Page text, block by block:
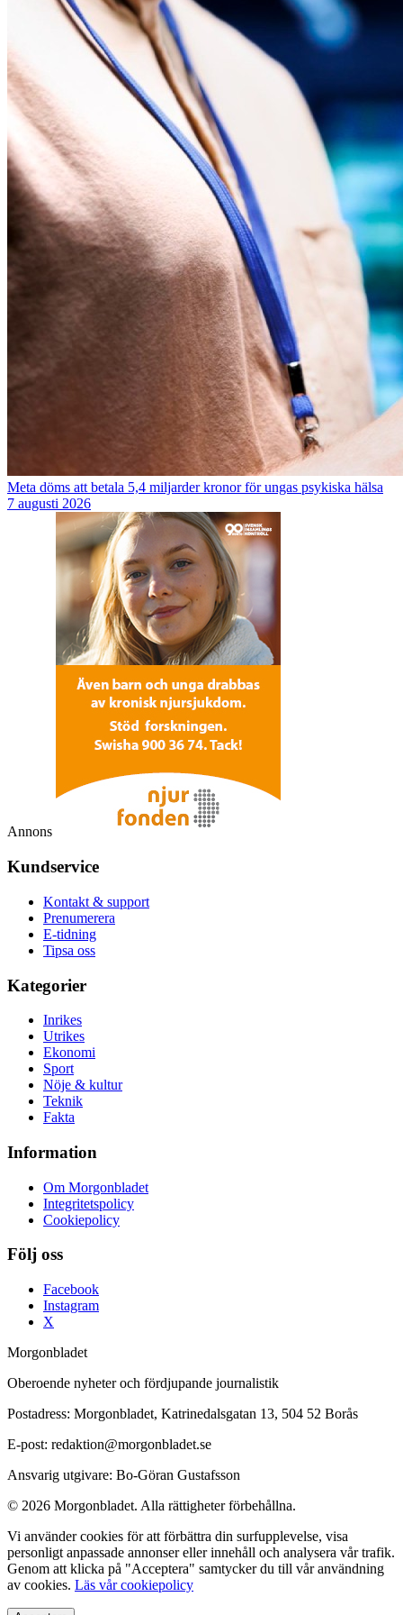
Meta döms att betala 5,4 miljarder kronor för ungas psykiska hälsa
7 augusti 2026
Annons
Kundservice
Kontakt & support
Prenumerera
E-tidning
Tipsa oss
Kategorier
Inrikes
Utrikes
Ekonomi
Sport
Nöje & kultur
Teknik
Fakta
Information
Om Morgonbladet
Integritetspolicy
Cookiepolicy
Följ oss
Facebook
Instagram
X
Morgonbladet
Oberoende nyheter och fördjupande journalistik
Postadress: Morgonbladet, Katrinedalsgatan 13, 504 52 Borås
E-post: redaktion@morgonbladet.se
Ansvarig utgivare: Bo-Göran Gustafsson
© 2026 Morgonbladet. Alla rättigheter förbehållna.
Vi använder cookies för att förbättra din surfupplevelse, visa
personligt anpassade annonser eller innehåll och analysera vår trafik.
Genom att klicka på "Acceptera" samtycker du till vår användning
av cookies. Läs vår cookiepolicy